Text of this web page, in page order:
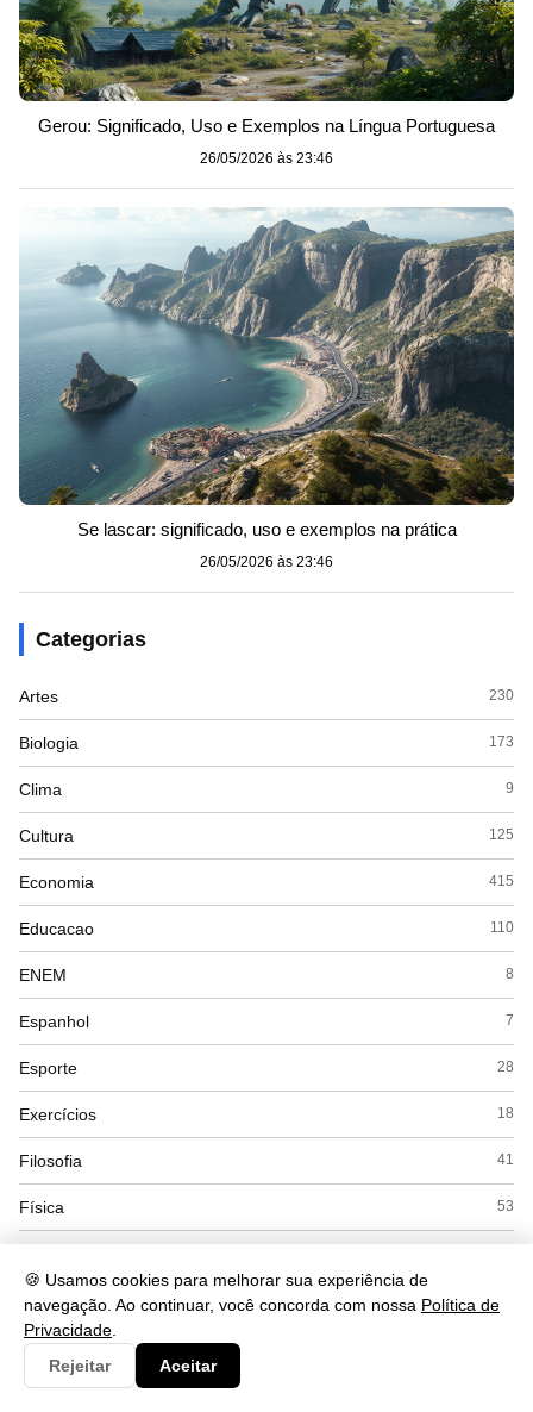
🍪 Usamos cookies para melhorar sua experiência de
navegação. Ao continuar, você concorda com nossa Política de
Privacidade
Rejeitar
Aceitar
Gerou: Significado, Uso e Exemplos na Língua Portuguesa
26/05/2026 às 23:46
Se lascar: significado, uso e exemplos na prática
26/05/2026 às 23:46
Categorias
Artes 230
Biologia 173
Clima 9
Cultura 125
Economia 415
Educacao 110
ENEM 8
Espanhol 7
Esporte 28
Exercícios 18
Filosofia 41
Física 53
Gramática 284
História
Inglês